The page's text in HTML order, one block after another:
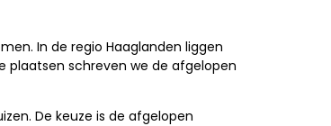
In de regio Haaglanden liggen
plaatsen schreven we de afgelopen
De keuze is de afgelopen